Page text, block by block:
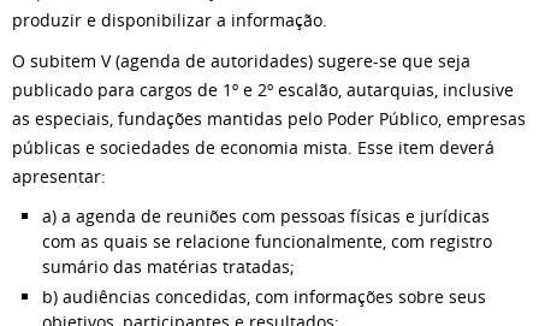
produzir e disponibilizar a informação.
O subitem V (agenda de autoridades) sugere-se que seja
publicado para cargos de 1º e 2º escalão, autarquias, inclusive
as especiais, fundações mantidas pelo Poder Público, empresas
públicas e sociedades de economia mista. Esse item deverá
apresentar:
a) a agenda de reuniões com pessoas físicas e jurídicas
com as quais se relacione funcionalmente, com registro
sumário das matérias tratadas;
b) audiências concedidas, com informações sobre seus
objetivos, participantes e resultados;